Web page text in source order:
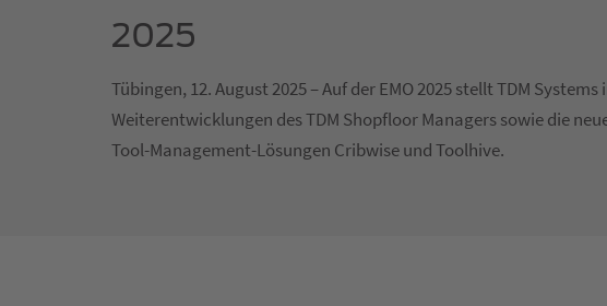
2025
Tübingen, 12. August 2025 – Auf der EMO 2025 stellt TDM
Weiterentwicklungen des TDM Shopfloor Managers sowie die
Tool-Management-Lösungen Cribwise und Toolhive.